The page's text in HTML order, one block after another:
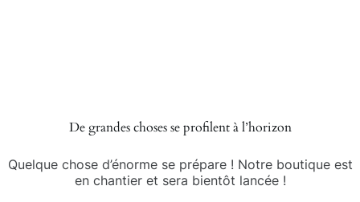
De grandes choses se profilent à l’horizon
Quelque chose d’énorme se prépare ! Notre boutique est
en chantier et sera bientôt lancée !